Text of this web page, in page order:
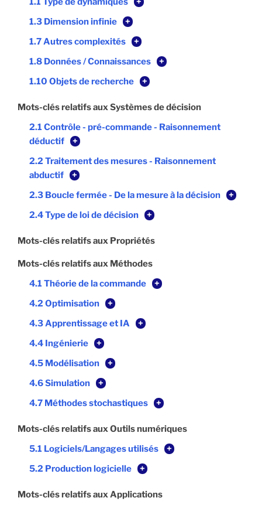
1.3 Dimension infinie
+
1.7 Autres complexités
+
1.8 Données / Connaissances
+
1.10 Objets de recherche
+
Mots-clés relatifs aux Systèmes de décision
2.1 Contrôle - pré-commande - Raisonnement
déductif
+
2.2 Traitement des mesures - Raisonnement
abductif
+
2.3 Boucle fermée - De la mesure à la décision
+
2.4 Type de loi de décision
+
Mots-clés relatifs aux Propriétés
Mots-clés relatifs aux Méthodes
4.1 Théorie de la commande
+
4.2 Optimisation
+
4.3 Apprentissage et IA
+
4.4 Ingénierie
+
4.5 Modélisation
+
4.6 Simulation
+
4.7 Méthodes stochastiques
+
Mots-clés relatifs aux Outils numériques
5.1 Logiciels/Langages utilisés
+
5.2 Production logicielle
+
Mots-clés relatifs aux Applications